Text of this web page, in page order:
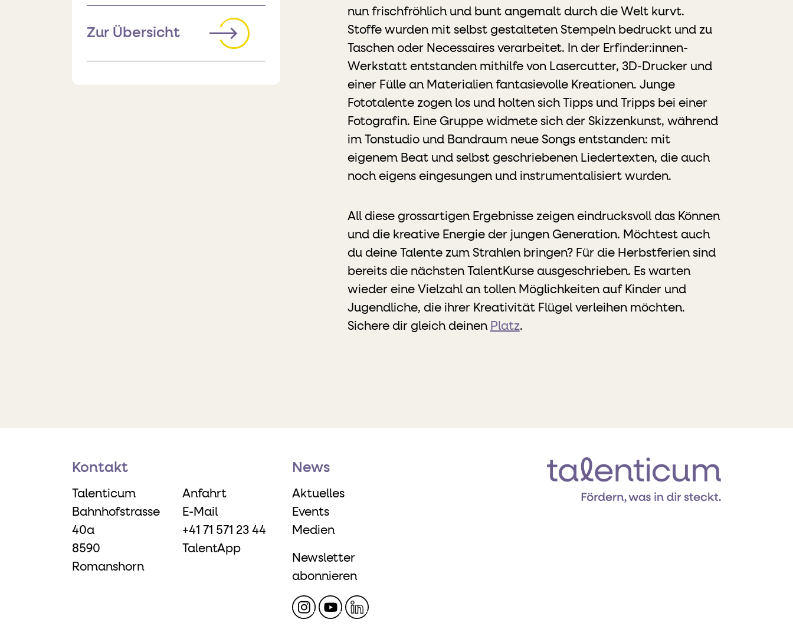
Zur Übersicht
nun frischfröhlich und bunt angemalt durch die Welt kurvt.
Stoffe wurden mit selbst gestalteten Stempeln bedruckt und zu
Taschen oder Necessaires verarbeitet. In der Erfinder:innen-
Werkstatt entstanden mithilfe von Lasercutter, 3D-Drucker und
einer Fülle an Materialien fantasievolle Kreationen. Junge
Fototalente zogen los und holten sich Tipps und Tripps bei einer
Fotografin. Eine Gruppe widmete sich der Skizzenkunst, während
im Tonstudio und Bandraum neue Songs entstanden: mit
eigenem Beat und selbst geschriebenen Liedertexten, die auch
noch eigens eingesungen und instrumentalisiert wurden.
All diese grossartigen Ergebnisse zeigen eindrucksvoll das Können
und die kreative Energie der jungen Generation. Möchtest auch
du deine Talente zum Strahlen bringen? Für die Herbstferien sind
bereits die nächsten TalentKurse ausgeschrieben. Es warten
wieder eine Vielzahl an tollen Möglichkeiten auf Kinder und
Jugendliche, die ihrer Kreativität Flügel verleihen möchten.
Sichere dir gleich deinen Platz.
Kontakt
Talenticum
Bahnhofstrasse
40a
8590
Romanshorn
Anfahrt
E-Mail
+41 71 571 23 44
TalentApp
News
Aktuelles
Events
Medien
Newsletter
abonnieren